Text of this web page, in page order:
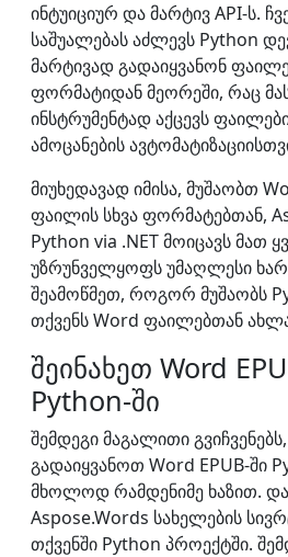
ინტუიციურ და მარტივ API-ს.
საშუალებას აძლევს Python
მარტივად გადაიყვანონ
ფორმატიდან მეორეში, რაც
ინსტრუმენტად აქცევს
ამოცანების
მიუხედავად იმისა, მუშაობთ
ფაილის სხვა ფორმატებთან,
Python via .NET მოიცავს მათ
უზრუნველყოფს უმაღლესი
შეამოწმეთ, როგორ მუშაობს
თქვენს Word ფაილებთან
შეინახეთ Word
Python-ში
შემდეგი მაგალითი
გადაიყვანოთ Word EPUB-ში
მხოლოდ რამდენიმე ხაზით.
Aspose.Words სახელების
თქვენში Python პროექტში.